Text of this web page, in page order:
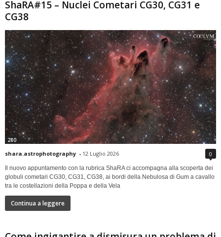
ShaRA#15 – Nuclei Cometari CG30, CG31 e
CG38
280
shara.astrophotography - 12 Luglio 2026 0
Il nuovo appuntamento con la rubrica ShaRA ci accompagna alla scoperta dei
globuli cometari CG30, CG31, CG38, ai bordi della Nebulosa di Gum a cavallo
tra le costellazioni della Poppa e della Vela
Continua a leggere